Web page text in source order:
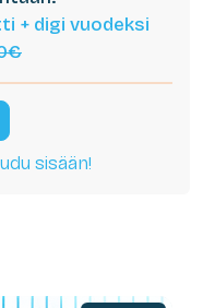
+ digi vuodeksi
sisään!